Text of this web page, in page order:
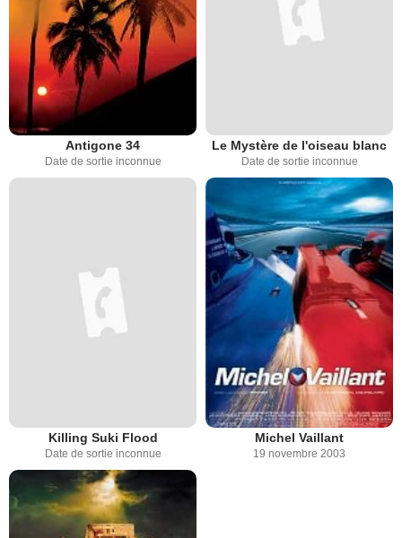
Antigone 34
Date de sortie inconnue
Le Mystère de l'oiseau blanc
Date de sortie inconnue
Killing Suki Flood
Date de sortie inconnue
Michel Vaillant
19 novembre 2003